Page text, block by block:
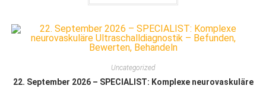
Uncategorized
22. September 2026 – SPECIALIST: Komplexe neurovaskuläre